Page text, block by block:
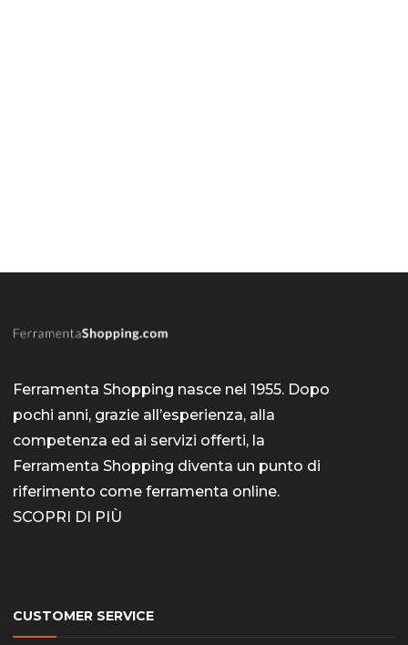
Ferramenta Shopping nasce nel 1955. Dopo
pochi anni, grazie all’esperienza, alla
competenza ed ai servizi offerti, la
Ferramenta Shopping diventa un punto di
riferimento come ferramenta online.
SCOPRI DI PIÙ
CUSTOMER SERVICE